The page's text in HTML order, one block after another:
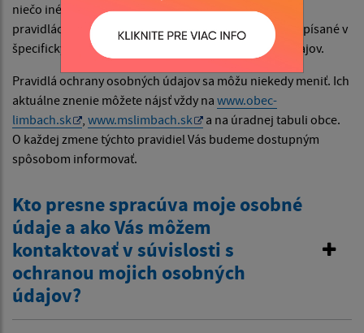
niečo iné alebo niečo navyše, než je napísané v týchto
pravidlách ochrany osobných údajov, platí to, čo je napísané v
špecifických podmienkach spracúvania osobných údajov.
Pravidlá ochrany osobných údajov sa môžu niekedy meniť. Ich
aktuálne znenie môžete nájsť vždy na www.obec-
limbach.sk
www.mslimbach.sk
a na úradnej tabuli obce.
O každej zmene týchto pravidiel Vás budeme dostupným
spôsobom informovať.
Kto presne spracúva moje osobné
údaje a ako Vás môžem
kontaktovať v súvislosti s
ochranou mojich osobných
údajov?